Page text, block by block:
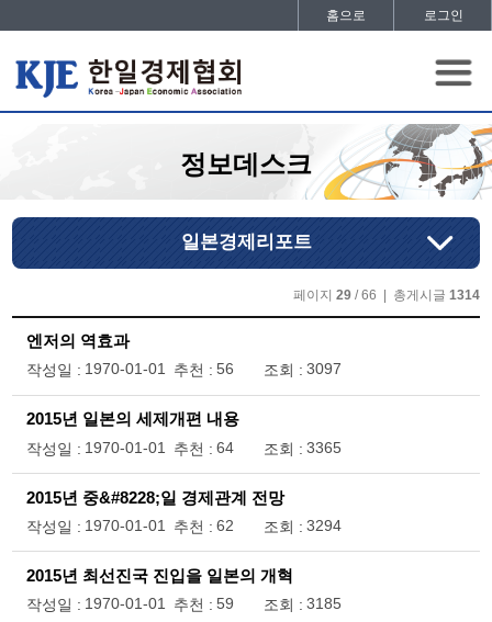
홈으로 로그인
정보데스크
일본경제리포트
페이지 29/ 66 | 총게시글 1314
엔저의 역효과
작성일 : 1970-01-01 추천 : 56 조회 : 3097
2015년 일본의 세제개편 내용
작성일 : 1970-01-01 추천 : 64 조회 : 3365
2015년 중&#8228;일 경제관계 전망
작성일 : 1970-01-01 추천 : 62 조회 : 3294
2015년 최선진국 진입을 일본의 개혁
작성일 : 1970-01-01 추천 : 59 조회 : 3185